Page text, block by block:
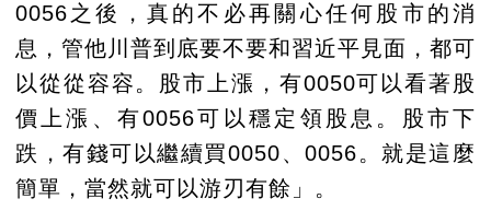
0056之後，真的不必再關心任何股市的消
息，管他川普到底要不要和習近平見面，都可
以從從容容。股市上漲，有0050可以看著股
價上漲、有0056可以穩定領股息。股市下
跌，有錢可以繼續買0050、0056。就是這麼
簡單，當然就可以游刃有餘」。